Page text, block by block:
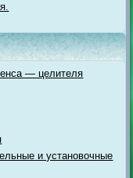
— целителя
и установочные